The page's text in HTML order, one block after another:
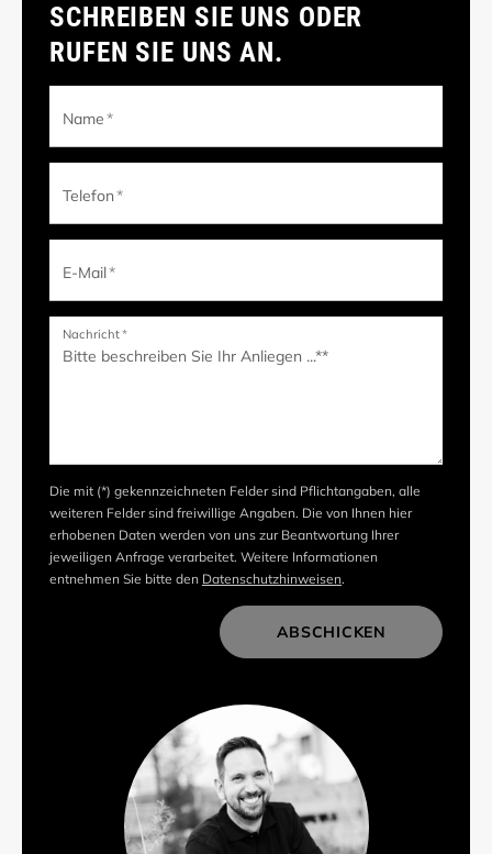
SCHREIBEN SIE UNS ODER
RUFEN SIE UNS AN.
Name*
Telefon*
E-Mail*
Nachricht*
Die mit (*) gekennzeichneten Felder sind Pflichtangaben, alle
weiteren Felder sind freiwillige Angaben. Die von Ihnen hier
erhobenen Daten werden von uns zur Beantwortung Ihrer
jeweiligen Anfrage verarbeitet. Weitere Informationen
entnehmen Sie bitte den Datenschutzhinweisen.
ABSCHICKEN